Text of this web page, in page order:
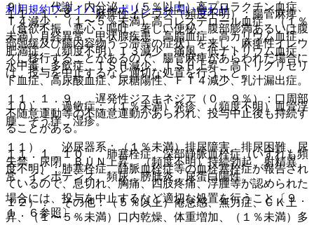
９）． 代謝・内分泌：（５％以上）高プロラクチン血症、
Ｔ４減少、（１〜５％未満）高コレステロール血症、（１％
未満）月経異常、甲状腺疾患、高脂血症、高カリウム血症、
肥満症、（頻度不明）Ｔ３減少、痛風、低ナトリウム血症、
水中毒、多飲症、ＴＳＨ減少、ＴＳＨ上昇、高トリグリセリ
ド血症、高尿酸血症、尿糖陽性、ＦＴ４減少、乳汁漏出症。
１０）． 過敏症：（１％未満）発疹、（頻度不明）血管浮
腫、そう痒、湿疹。
１１）． 泌尿器系：（１％未満）排尿障害、排尿困難、尿
失禁、尿閉、ＢＵＮ上昇、（頻度不明）持続勃起、射精異
常、インポテンス、頻尿、膀胱炎、尿蛋白陽性。
１２）． その他：（５％以上）倦怠感、無力症、ＣＫ上
昇、（１〜５％未満）口内乾燥、体重増加、（１％未満）多
１１．１．８． 麻痺性イレウス（頻度不明）：腸管麻痺
（食欲不振、悪心・嘔吐、著しい便秘、腹部膨満あるいは腹
部弛緩及び腸内容物うっ滞等の症状）を来し、麻痺性イレウ
スに移行することがあるので、腸管麻痺があらわれた場合に
は、投与を中止するなど適切な処置を行うこと。
１１．１．９． 遅発性ジスキネジア（０．９％）：口周部
不随意運動等の不随意運動があらわれ、投与中止後も持続す
ることがある。
１１．１．１０． 肺塞栓症、深部静脈血栓症（いずれも頻
度不明）：肺塞栓症、静脈血栓症等の血栓塞栓症が報告され
ているので、息切れ、胸痛、四肢疼痛、浮腫等が認められた
場合には、投与を中止するなど適切な処置を行うこと〔９．
１．６参照〕。
利用規約プライバシーポリシーお問い合わせ